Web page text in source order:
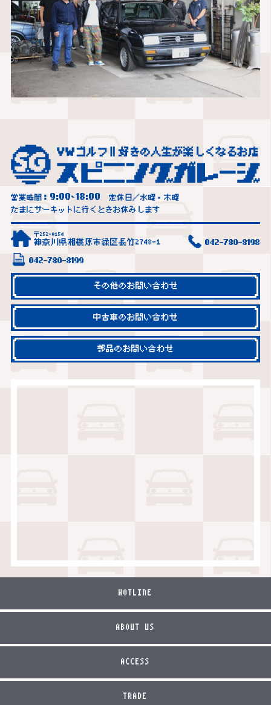
営業時間： 9:00~18:00
定休日／水曜・木曜
たまにサーキットに行くときお休みします
〒252-0154
神奈川県相模原市緑区長竹2748-1 042-780-8198
042-780-8199
その他のお問い合わせ
中古車のお問い合わせ
部品のお問い合わせ
HOTLINE
ABOUT US
ACCESS
TRADE